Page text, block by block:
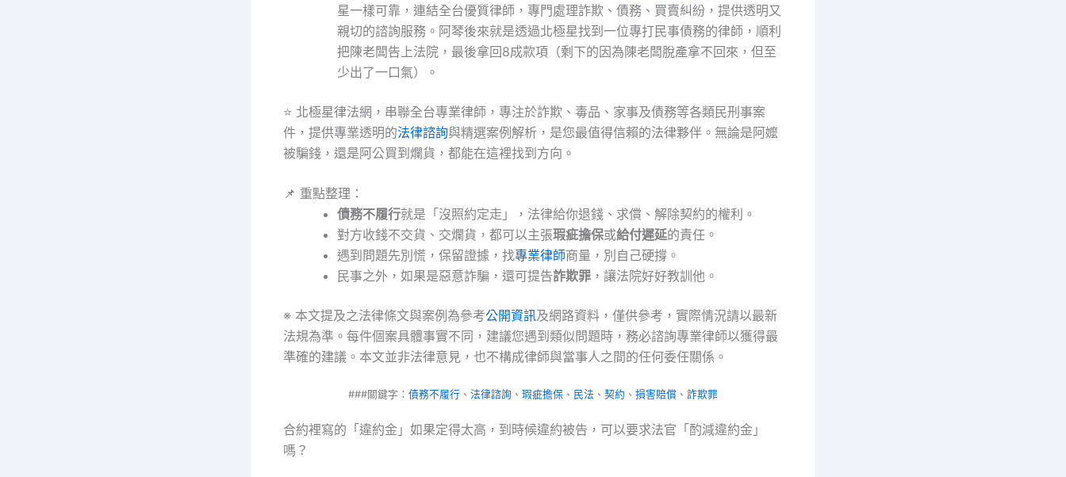
星一樣可靠，連結全台優質律師，專門處理詐欺、債務、買賣糾紛，提供透明又
親切的諮詢服務。阿琴後來就是透過北極星找到一位專打民事債務的律師，順利
把陳老闆告上法院，最後拿回8成款項（剩下的因為陳老闆脫產拿不回來，但至
少出了一口氣）。
⭐ 北極星律法網，串聯全台專業律師，專注於詐欺、毒品、家事及債務等各類民刑事案
件，提供專業透明的法律諮詢與精選案例解析，是您最值得信賴的法律夥伴。無論是阿嬤
被騙錢，還是阿公買到爛貨，都能在這裡找到方向。
📌 重點整理：
債務不履行就是「沒照約定走」，法律給你退錢、求償、解除契約的權利。
對方收錢不交貨、交爛貨，都可以主張瑕疵擔保或給付遲延的責任。
遇到問題先別慌，保留證據，找專業律師商量，別自己硬撐。
民事之外，如果是惡意詐騙，還可提告詐欺罪 ，讓法院好好教訓他。
※ 本文提及之法律條文與案例為參考公開資訊及網路資料，僅供參考，實際情況請以最新
法規為準。每件個案具體事實不同，建議您遇到類似問題時，務必諮詢專業律師以獲得最
準確的建議。本文並非法律意見，也不構成律師與當事人之間的任何委任關係。
###關鍵字： 債務不履行 、 法律諮詢 、 瑕疵擔保 、 民法 、 契約 、 損害賠償 、 詐欺罪
合約裡寫的「違約金」如果定得太高，到時候違約被告，可以要求法官「酌減違約金」
嗎？